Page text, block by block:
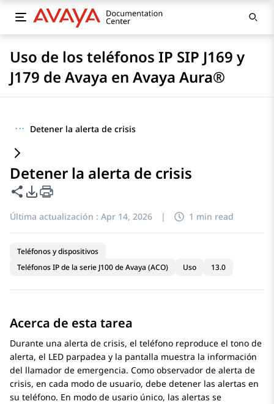
Uso de los teléfonos IP SIP J169 y
J179 de Avaya en Avaya Aura®
··· Detener la alerta de crisis
Detener la alerta de crisis
Compartir esta página
Opciones de exportación de PDF
Última actualización : Apr 14, 2026 | 1 min read
Teléfonos y dispositivos
Teléfonos IP de la serie J100 de Avaya (ACO)
Uso 13.0
Acerca de esta tarea
Durante una alerta de crisis, el teléfono reproduce el tono de
alerta, el LED parpadea y la pantalla muestra la información
del llamador de emergencia. Como observador de alerta de
crisis, en cada modo de usuario, debe detener las alertas en
su teléfono. En modo de usario único, las alertas se